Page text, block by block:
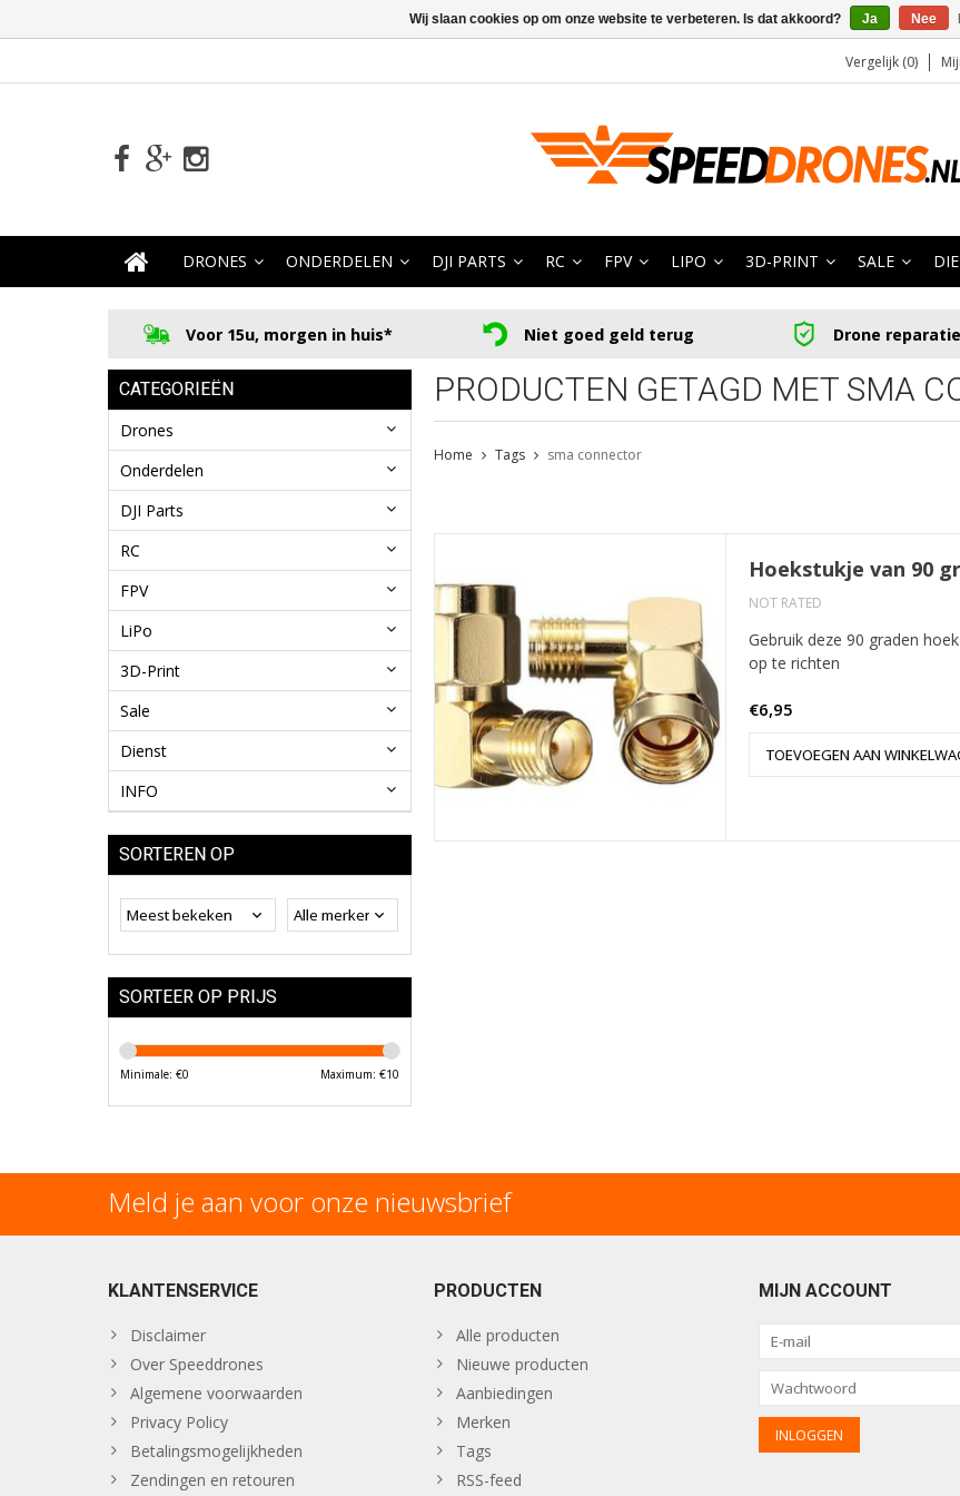
Vergelijk (0)
DRONES ONDERDELEN DJI PARTS RC FPV LIPO 3D-PRINT SALE
Voor 15u, morgen in huis* Niet goed geld terug Drone
CATEGORIEËN
Drones
Onderdelen
DJI Parts
RC
FPV
LiPo
3D-Print
Sale
Dienst
INFO
SORTEREN OP
SORTEER OP PRIJS
Minimale: €0 Maximum: €10
PRODUCTEN GETAGD MET SMA
Home Tags sma connector
Hoekstukje van 90
NOT RATED
Gebruik deze 90 graden
op te richten
€6,95
TOEVOEGEN AAN
Meld je aan voor onze nieuwsbrief
KLANTENSERVICE
Disclaimer
Over Speeddrones
Algemene voorwaarden
Privacy Policy
Betalingsmogelijkheden
Zendingen en retouren
PRODUCTEN
Alle producten
Nieuwe producten
Aanbiedingen
Merken
Tags
RSS-feed
MIJN ACCOUNT
Wij slaan cookies op om onze website te verbeteren. Is dat akkoord? Ja Nee